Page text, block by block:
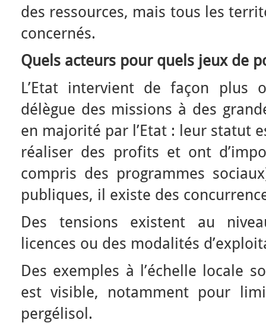
des ressources, mais tous les
concernés.
Quels acteurs pour quels jeux de
L’Etat intervient de façon plus
délègue des missions à des
en majorité par l’Etat : leur statut
réaliser des profits et ont
compris des programmes
publiques, il existe des
Des tensions existent au
licences ou des modalités
Des exemples à l’échelle locale
est visible, notamment pour
pergélisol.